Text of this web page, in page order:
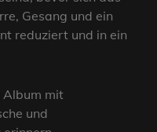
Gesang und ein
reduziert und in ein
Album mit
und